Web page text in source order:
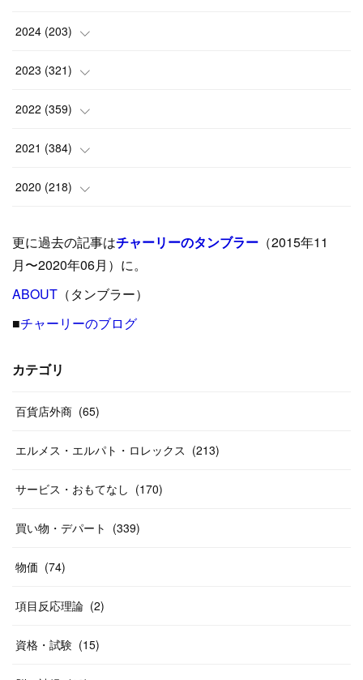
(1)
(8)
(6)
(9 )
( 5 )
( 15
(24)
(8 )
(17
(12)
2024 (203)
(24)
(10)
(18)
(17)
)
(12)
19)
(13
(14)
2023 (321)
(25)
(17)
(35)
(33 )
(26)
27)
(29
(24)
(26
2022 (359)
(42)
(37)
(31)
(31)
31
(26
(20)
(14
(46
2021 (384)
(9)
(39)
( 23)
40
(55
(38)
(20
(31
58)
10
2020 (218)
(24)
( 42)
(33
(46)
(20
更に過去の記事はチャーリーのタンブラー （2015年11
月〜2020年06月）に。
ABOUT （タンブラー）
■チャーリーのブログ
カテゴリ
百貨店外商 (65)
エルメス・エルパト・ロレックス (213)
サービス・おもてなし (170)
買い物・デパート (339)
物価 (74)
項目反応理論 (2)
資格・試験 (15)